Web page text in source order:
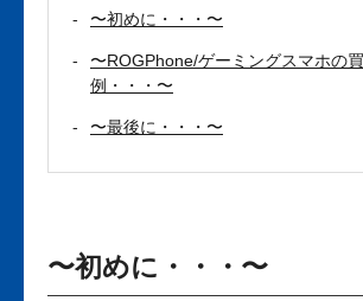
〜初めに・・・〜
〜ROGPhone/ゲーミングスマホの
例・・・〜
〜最後に・・・〜
〜初めに・・・〜